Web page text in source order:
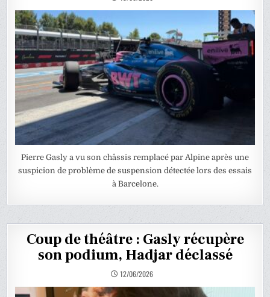
Pierre Gasly a vu son châssis remplacé par Alpine après une
suspicion de problème de suspension détectée lors des essais
à Barcelone.
Coup de théâtre : Gasly récupère
son podium, Hadjar déclassé
12/06/2026